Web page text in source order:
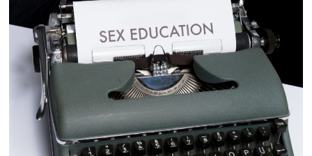
CULTURELLE